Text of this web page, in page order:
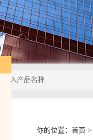
你的位置： 首页 >